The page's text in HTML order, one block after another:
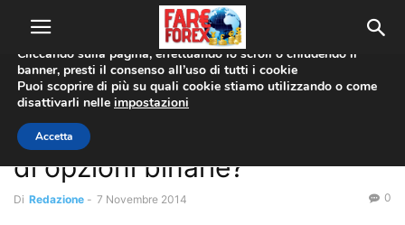
Home Trading Online
Trading Online
Quanto guadagna un broker
di opzioni binarie?
Di Redazione - 7 Novembre 2014 0
Utilizziamo i cookie per offrirti la migliore esperienza sul nostro
sito web.
Cliccando sulla pagina, effettuando lo scroll o chiudendo il
banner, presti il consenso all’uso di tutti i cookie
Puoi scoprire di più su quali cookie stiamo utilizzando o come
disattivarli nelle impostazioni
Accetta